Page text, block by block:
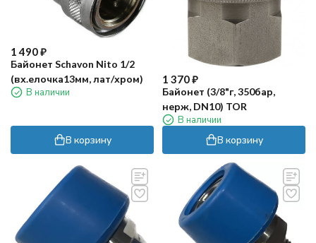
1 490₽
Байонет Schavon Nito 1/2
(вх.елочка13мм, лат/хром)
В наличии
В корзину
1 370₽
Байонет (3/8"г, 350бар,
нерж, DN10) TOR
В наличии
В корзину